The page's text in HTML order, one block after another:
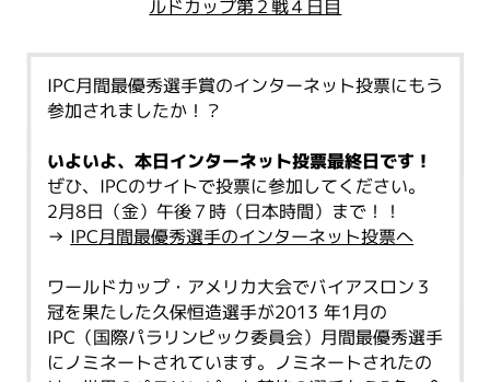
ルドカップ第２戦４日目
IPC月間最優秀選手賞のインターネット投票にもう
参加されましたか！？
いよいよ、本日インターネット投票最終日です！
ぜひ、IPCのサイトで投票に参加してください。
2月8日（金）午後７時（日本時間）まで！！
→ IPC月間最優秀選手のインターネット投票へ
ワールドカップ・アメリカ大会でバイアスロン３
冠を果たした久保恒造選手が2013 年1月の
IPC（国際パラリンピック委員会）月間最優秀選手
にノミネートされています。ノミネートされたの